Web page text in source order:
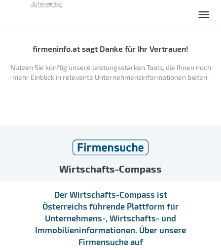
firmeninfo.at sagt Danke für Ihr Vertrauen!
Nutzen Sie künftig unsere leistungsstarken Tools, die Ihnen noch
mehr Einblick in relevante Unternehmensinformationen bieten.
Wirtschafts-Compass
Der Wirtschafts-Compass ist
Österreichs führende Plattform für
Unternehmens-, Wirtschafts- und
Immobilieninformationen. Über unsere
Firmensuche auf